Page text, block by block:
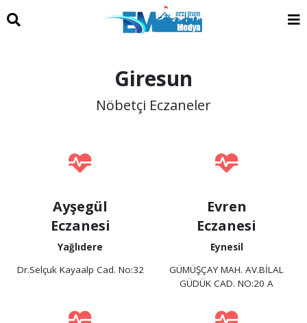
Giresun
Nöbetçi Eczaneler
Ayşegül
Eczanesi
Yağlıdere
Dr.Selçuk Kayaalp Cad. No:32
Evren
Eczanesi
Eynesil
GÜMÜŞÇAY MAH. AV.BİLAL
GÜDÜK CAD. NO:20 A